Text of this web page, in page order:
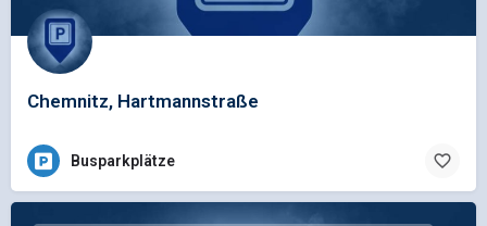
Chemnitz, Hartmannstraße
Busparkplätze